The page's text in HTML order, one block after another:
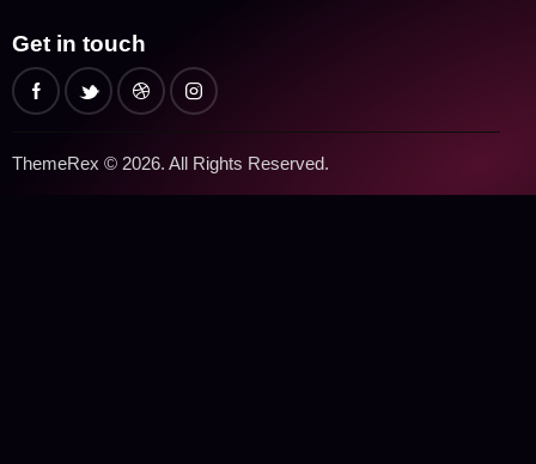
Get in touch
ThemeRex © 2026. All Rights Reserved.